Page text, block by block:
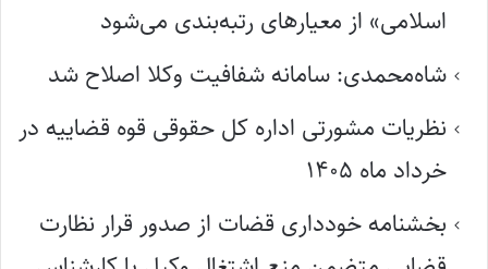
اسلامی» از معیارهای رتبه‌بندی می‌شود
شاه‌محمدی: سامانه شفافیت وکلا اصلاح شد
نظریات مشورتی اداره کل حقوقی قوه قضاییه در
خرداد ماه ۱۴۰۵
بخشنامه خودداری قضات از صدور قرار نظارت